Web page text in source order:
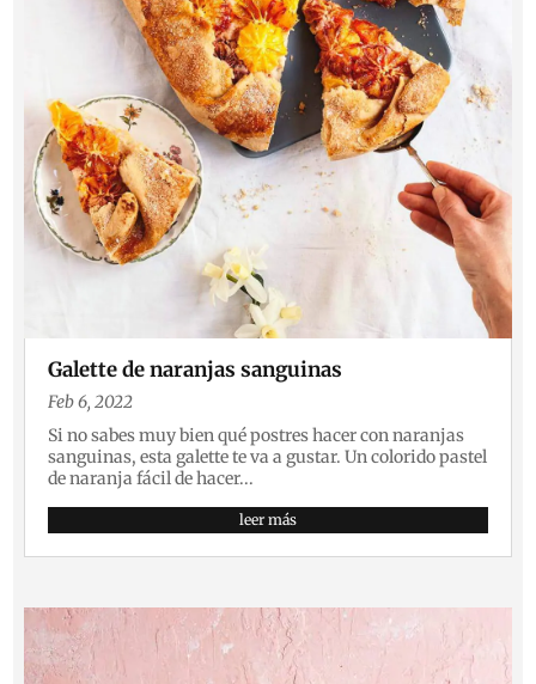
Galette de naranjas sanguinas
Feb 6, 2022
Si no sabes muy bien qué postres hacer con naranjas
sanguinas, esta galette te va a gustar. Un colorido pastel
de naranja fácil de hacer...
leer más